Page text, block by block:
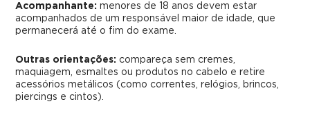
Acompanhante: menores de 18 anos devem estar
acompanhados de um responsável maior de idade, que
permanecerá até o fim do exame.
Outras orientações: compareça sem cremes,
maquiagem, esmaltes ou produtos no cabelo e retire
acessórios metálicos (como correntes, relógios, brincos,
piercings e cintos).